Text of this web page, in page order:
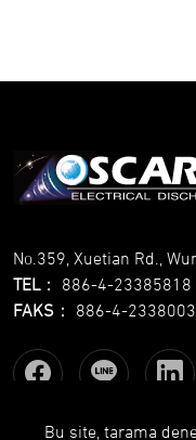
No.359, Xuetian Rd.,
TEL： 886-4-23385818
FAKS ： 886-4-
Bu site, tarama